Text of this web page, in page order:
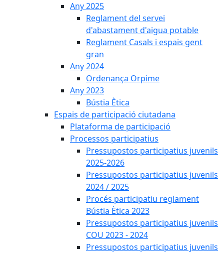
Any 2025
Reglament del servei
d'abastament d'aigua potable
Reglament Casals i espais gent
gran
Any 2024
Ordenança Orpime
Any 2023
Bústia Ètica
Espais de participació ciutadana
Plataforma de participació
Processos participatius
Pressupostos participatius juvenils
2025-2026
Pressupostos participatius juvenils
2024 / 2025
Procés participatiu reglament
Bústia Ètica 2023
Pressupostos participatius juvenils
COU 2023 - 2024
Pressupostos participatius juvenils